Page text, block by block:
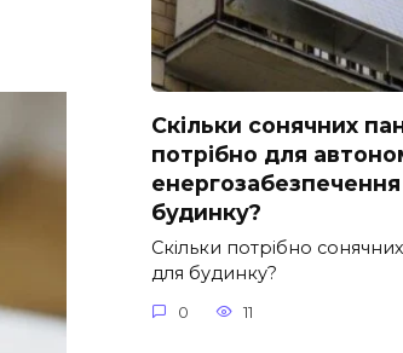
Скільки сонячних
потрібно для
енергозабезпечення
будинку?
Скільки потрібно
для будинку?
0 11